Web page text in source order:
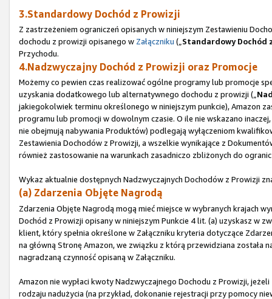
3.Standardowy Dochód z Prowizji
Z zastrzeżeniem ograniczeń opisanych w niniejszym Zestawieniu
dochodu z prowizji opisanego w Załączniku („ Standardowy Dochód
Przychodu.
4.Nadzwyczajny Dochód z Prowizji oraz Promocje
Możemy co pewien czas realizować ogólne programy lub promocje
uzyskania dodatkowego lub alternatywnego dochodu z prowizji („
jakiegokolwiek terminu określonego w niniejszym punkcie), Amazon
programu lub promocji w dowolnym czasie. O ile nie wskazano
nie obejmują nabywania Produktów) podlegają wyłączeniom
Zestawienia Dochodów z Prowizji, a wszelkie wynikające z
również zastosowanie na warunkach zasadniczo zbliżonych do
Wykaz aktualnie dostępnych Nadzwyczajnych Dochodów z Prowizji
(a) Zdarzenia Objęte Nagrodą
Zdarzenia Objęte Nagrodą mogą mieć miejsce w wybranych krajach
Dochód z Prowizji opisany w niniejszym Punkcie 4 lit. (a) uzyskasz w
klient, który spełnia określone w Załączniku kryteria dotyczące
na główną Stronę Amazon, we związku z którą przewidziana
nagradzaną czynność opisaną w Załączniku.
Amazon nie wypłaci kwoty Nadzwyczajnego Dochodu z Prowizji,
rodzaju nadużycia (na przykład, dokonanie rejestracji przy pomocy